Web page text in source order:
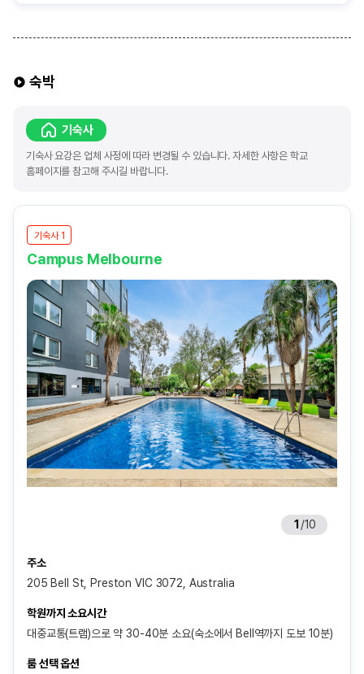
숙박
기숙사
기숙사 요강은 업체 사정에 따라 변경될 수 있습니다. 자세한 사항은 학교
홈페이지를 참고해 주시길 바랍니다.
기숙사 1
Campus Melbourne
1 /10
주소
205 Bell St, Preston VIC 3072, Australia
학원까지 소요시간
대중교통(트램)으로 약 30-40분 소요(숙소에서 Bell역까지 도보 10분)
룸 선택 옵션